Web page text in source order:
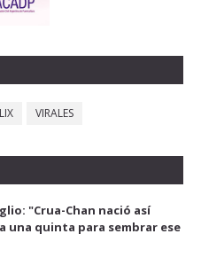
VIRALES
"Crua-Chan nació así
una quinta para sembrar ese